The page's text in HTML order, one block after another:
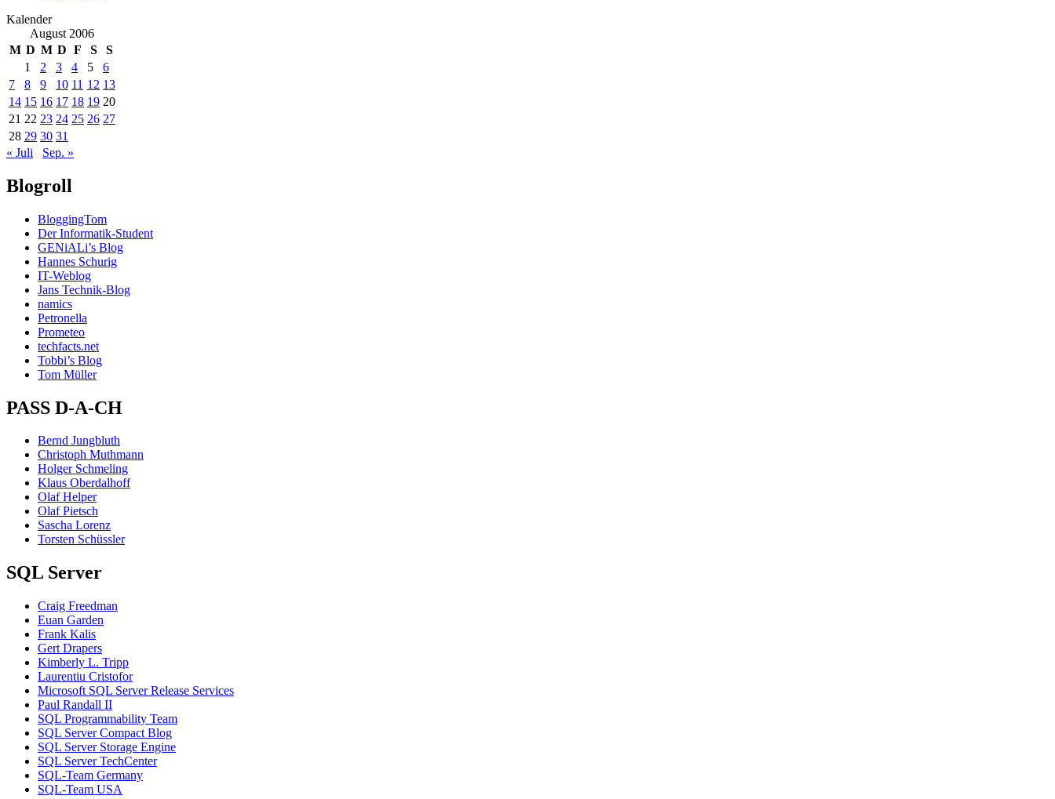
Kalender
August 2006
M D M D F S
S
1
2 3 4 5
6
7
8 9 10 11 12 13
14 15 16 17 18 19 20
21 22 23 24 25 26 27
28 29 30 31
« Juli
Sep. »
Blogroll
BloggingTom
Der Informatik-Student
GENiALi’s Blog
Hannes Schurig
IT-Weblog
Jans Technik-Blog
namics
Petronella
Prometeo
techfacts.net
Tobbi’s Blog
Tom Müller
PASS D-A-CH
Bernd Jungbluth
Christoph Muthmann
Holger Schmeling
Klaus Oberdalhoff
Olaf Helper
Olaf Pietsch
Sascha Lorenz
Torsten Schüssler
SQL Server
Craig Freedman
Euan Garden
Frank Kalis
Gert Drapers
Kimberly L. Tripp
Laurentiu Cristofor
Microsoft SQL Server Release Services
Paul Randall II
SQL Programmability Team
SQL Server Compact Blog
SQL Server Storage Engine
SQL Server TechCenter
SQL-Team Germany
SQL-Team USA